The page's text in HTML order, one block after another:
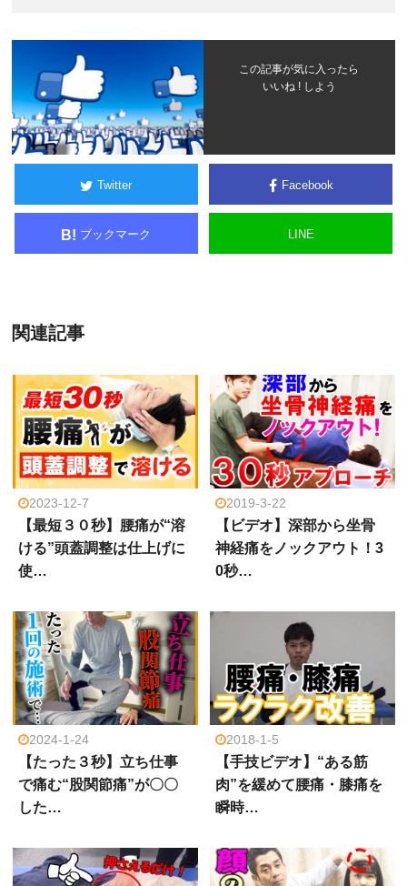
この記事が気に入ったら
いいね ! しよう
Twitter Facebook
B! ブックマーク LINE
関連記事
2023-12-7
【最短３０秒】腰痛が“溶
ける”頭蓋調整は仕上げに
使…
2019-3-22
【ビデオ】深部から坐骨
神経痛をノックアウト！3
0秒…
2024-1-24
【たった３秒】立ち仕事
で痛む“股関節痛”が〇〇
した…
2018-1-5
【手技ビデオ】“ある筋
肉”を緩めて腰痛・膝痛を
瞬時…